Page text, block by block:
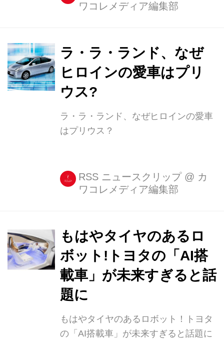
「トミカ」、大人気格闘ゲーム「スト
舞台にSUVが疾走する。 すべて今回の
ために作られた作品で、男心を狙い撃
ちした目頭が熱くなる内容だ。 すでに
WEB上でのシリーズ再生総数は350万
狙いについて取材した。 「大人になっ
た少年たちの夢」 CMは「大人になっ
ワコレメディア編集部
ラ・ラ・ランド、なぜ
ヒロインの愛車はプリ
ウス?
ラ・ラ・ランド、なぜヒロインの愛車
はプリウス？
RSS ニュースクリップ @ カ
ワコレメディア編集部
もはやタイヤのあるロ
ボット!トヨタの「AI搭
載車」が未来すぎると話
題に
もはやタイヤのあるロボット！トヨタ
の「AI搭載車」が未来すぎると話題に